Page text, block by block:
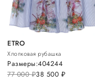
ETRO
Хлопковая рубашка
77 000руб.38 500 руб.
Размеры:404244